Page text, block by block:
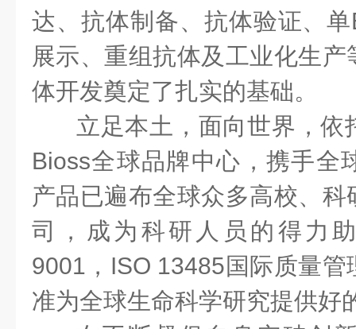
达、抗体制备、抗体验证、单
展示、重组抗体及工业化生
体开发奠定了扎实的基础。
立足本土，面向世界，依
Bioss全球品牌中心，携手全
产品已遍布全球众多高校、
司，成为科研人员的得力
9001，ISO 13485国际质量
准为全球生命科学研究提供好